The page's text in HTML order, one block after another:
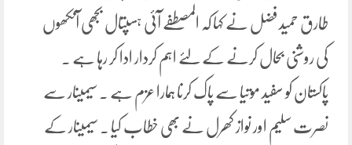
طارق حمید فضل نے کہا کہ المصطفے آئی ہسپتال بجھی آنکھوں
کی روشنی بحال کرنے کے لئے اہم کردار ادا کر رہا ہے ۔
پاکستان کو سفید موتیا سے پاک کرنا ہمارا عزم ہے ۔ سیمینار سے
نصرت سلیم اور نواز کھرل نے بھی خطاب کیا ۔ سیمینار کے